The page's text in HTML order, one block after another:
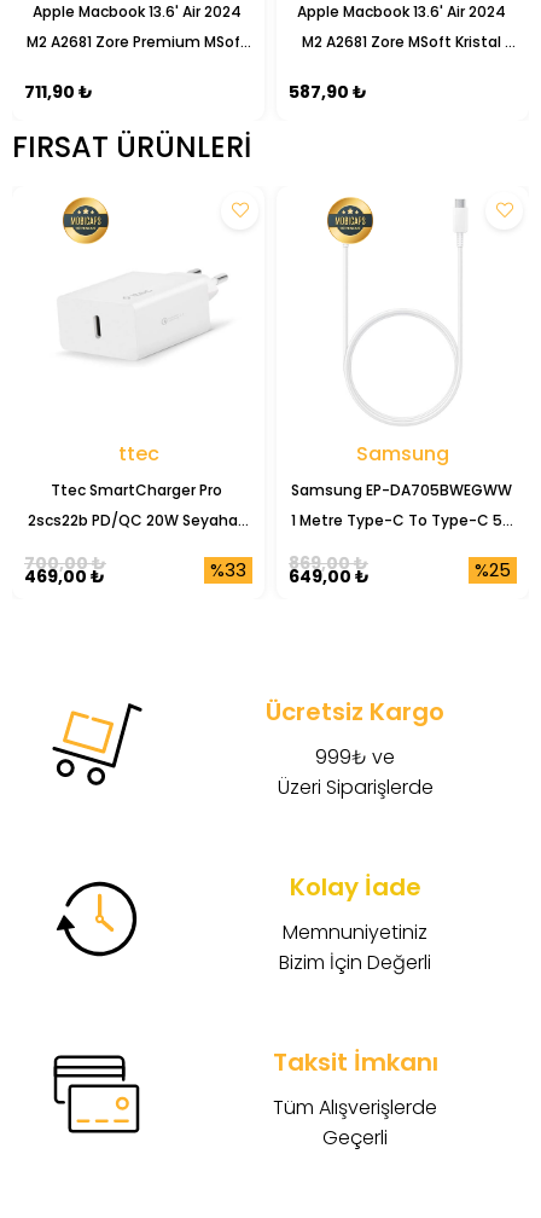
Apple Macbook 13.6' Air 2024
M2 A2681 Zore Premium MSoft
711,90 ₺
Apple Macbook 13.6' Air 2024
M2 A2681 Zore MSoft Kristal
587,90 ₺
FIRSAT ÜRÜNLERI
ttec
Ttec SmartCharger Pro
2scs22b PD/QC 20W Seyahat
%33
469,00 ₺
700,00 ₺
Samsung
Samsung EP-DA705BWEGWW
1 Metre Type-C To Type-C 5A
%25
649,00 ₺
869,00 ₺
Ücretsiz Kargo
999₺ ve
Üzeri Siparişlerde
Kolay İade
Memnuniyetiniz
Bizim İçin Değerli
Taksit İmkanı
Tüm Alışverişlerde
Geçerli